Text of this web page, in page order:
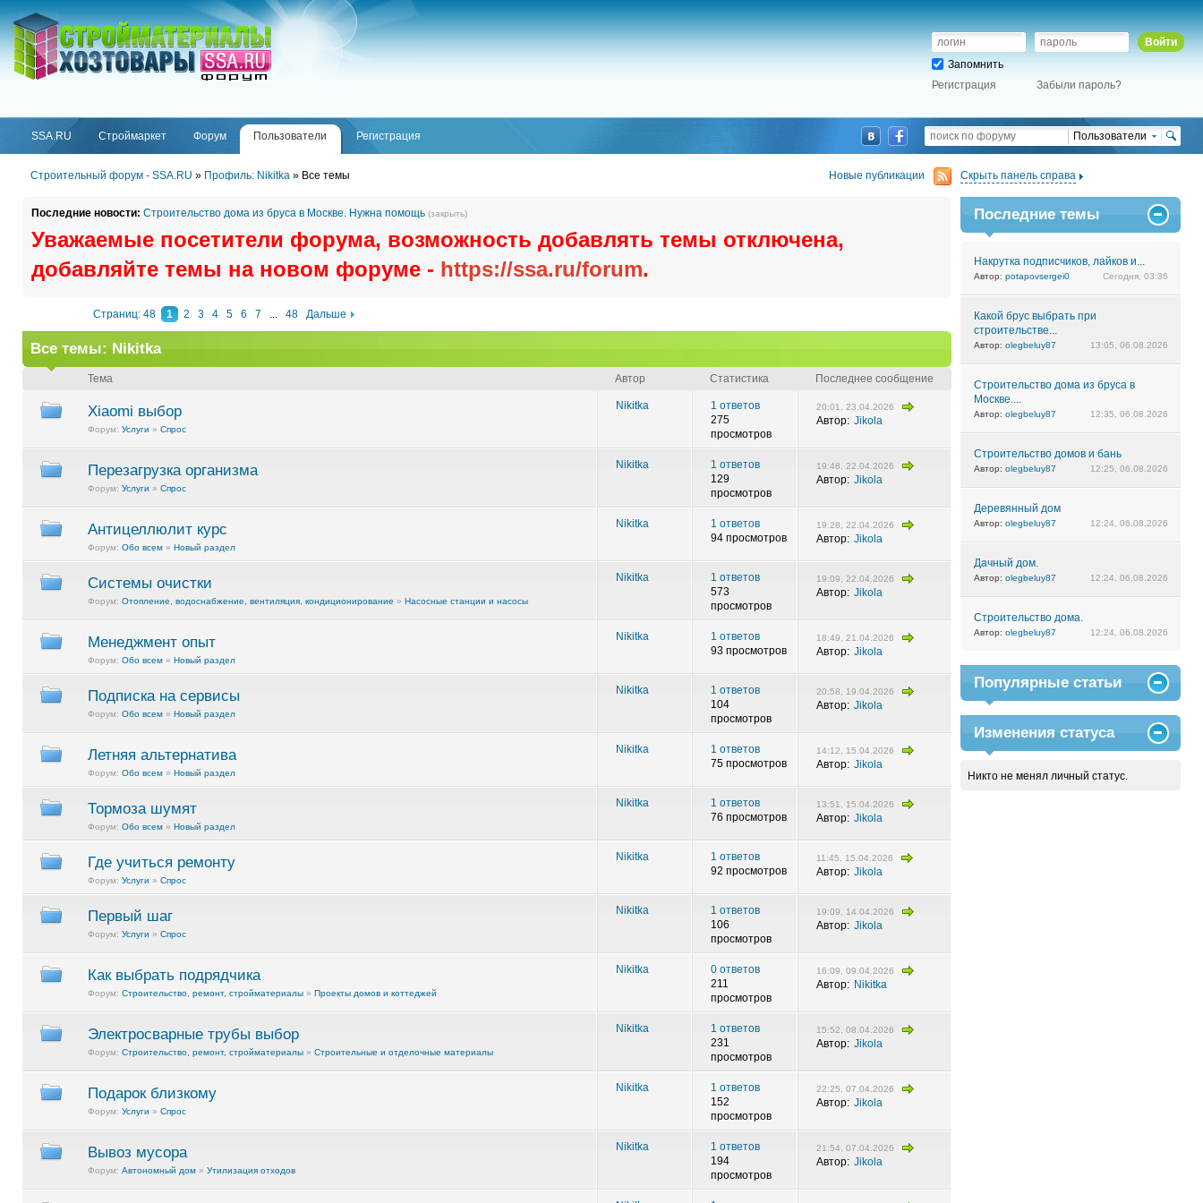
ФОРУМSSA.RU
SSA.RU Строймаркет Форум Пользователи Регистрация
Войти
Запомнить
Регистрация
Забыли пароль?
Пользователи
Строительный форум - SSA.RU » Профиль: Nikitka » Все темы Новые публикации Скрыть панель справа
Последние новости: Строительство дома из бруса в Москве. Нужна помощь (закрыть)
Уважаемые посетители форума, возможность добавлять темы отключена,
добавляйте темы на новом форуме - https://ssa.ru/forum.
Страниц: 48 1 2 3 4 5 6 7 ... 48 Дальше
Все темы: Nikitka
Тема Автор Статистика Последнее сообщение
Xiaomi выбор
Форум: Услуги » Спрос
Nikitka
1 ответов
275
просмотров
20:01, 23.04.2026
Автор: Jikola
Перезагрузка организма
Форум: Услуги » Спрос
Nikitka
1 ответов
129
просмотров
19:48, 22.04.2026
Автор: Jikola
Антицеллюлит курс
Форум: Обо всем » Новый раздел
Nikitka
1 ответов
94 просмотров
19:28, 22.04.2026
Автор: Jikola
Системы очистки
Форум: Отопление, водоснабжение, вентиляция, кондиционирование » Насосные станции и насосы
Nikitka
1 ответов
573
просмотров
19:09, 22.04.2026
Автор: Jikola
Менеджмент опыт
Форум: Обо всем » Новый раздел
Nikitka
1 ответов
93 просмотров
18:49, 21.04.2026
Автор: Jikola
Подписка на сервисы
Форум: Обо всем » Новый раздел
Nikitka
1 ответов
104
просмотров
20:58, 19.04.2026
Автор: Jikola
Летняя альтернатива
Форум: Обо всем » Новый раздел
Nikitka
1 ответов
75 просмотров
14:12, 15.04.2026
Автор: Jikola
Тормоза шумят
Форум: Обо всем » Новый раздел
Nikitka
1 ответов
76 просмотров
13:51, 15.04.2026
Автор: Jikola
Где учиться ремонту
Форум: Услуги » Спрос
Nikitka
1 ответов
92 просмотров
11:45, 15.04.2026
Автор: Jikola
Первый шаг
Форум: Услуги » Спрос
Nikitka
1 ответов
106
просмотров
19:09, 14.04.2026
Автор: Jikola
Как выбрать подрядчика
Форум: Строительство, ремонт, стройматериалы » Проекты домов и коттеджей
Nikitka
0 ответов
211
просмотров
16:09, 09.04.2026
Автор: Nikitka
Электросварные трубы выбор
Форум: Строительство, ремонт, стройматериалы » Строительные и отделочные материалы
Nikitka
1 ответов
231
просмотров
15:52, 08.04.2026
Автор: Jikola
Подарок близкому
Форум: Услуги » Спрос
Nikitka
1 ответов
152
просмотров
22:25, 07.04.2026
Автор: Jikola
Вывоз мусора
Форум: Автономный дом » Утилизация отходов
Nikitka
1 ответов
194
просмотров
21:54, 07.04.2026
Автор: Jikola
Последние темы
Накрутка подписчиков, лайков и...
Автор: potapovsergei0 Сегодня, 03:36
Какой брус выбрать при
строительстве...
Автор: olegbeluy87 13:05, 06.08.2026
Строительство дома из бруса в
Москве....
Автор: olegbeluy87 12:35, 06.08.2026
Строительство домов и бань
Автор: olegbeluy87 12:25, 06.08.2026
Деревянный дом
Автор: olegbeluy87 12:24, 06.08.2026
Дачный дом.
Автор: olegbeluy87 12:24, 06.08.2026
Строительство дома.
Автор: olegbeluy87 12:24, 06.08.2026
Популярные статьи
Изменения статуса
Никто не менял личный статус.